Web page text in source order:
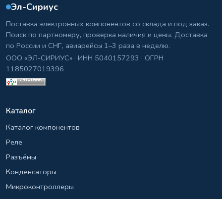
Эл-Сириус
Поставка электронных компонентов со склада и под заказ.
Поиск по партномеру, проверка наличия и цены. Доставка
по России и СНГ, авиарейсы 1–3 раза в неделю.
ООО «ЭЛ-СИРИУС» · ИНН 5040157293 · ОГРН
1185027019396
Каталог
Каталог компонентов
Реле
Разъёмы
Конденсаторы
Микроконтроллеры